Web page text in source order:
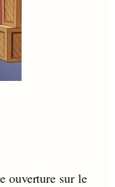
ouverture sur le